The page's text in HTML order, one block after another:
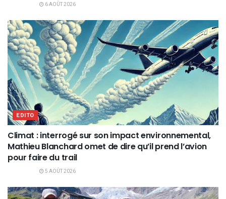
6 AOÛT 2026
EDITO
Climat : interrogé sur son impact environnemental,
Mathieu Blanchard omet de dire qu’il prend l’avion
pour faire du trail
5 AOÛT 2026